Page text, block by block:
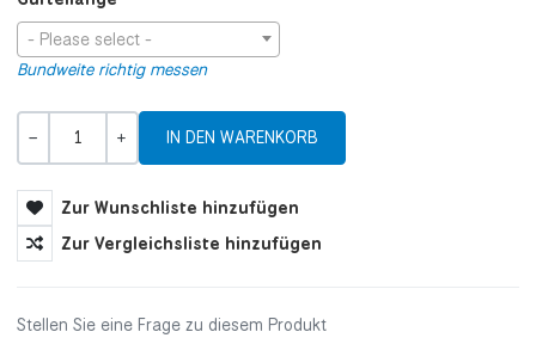
- Please select -
Bundweite richtig messen
Zur Wunschliste hinzufügen
Zur Vergleichsliste hinzufügen
Stellen Sie eine Frage zu diesem Produkt